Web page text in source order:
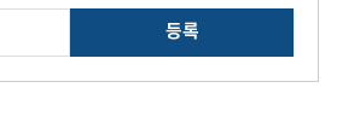
등록